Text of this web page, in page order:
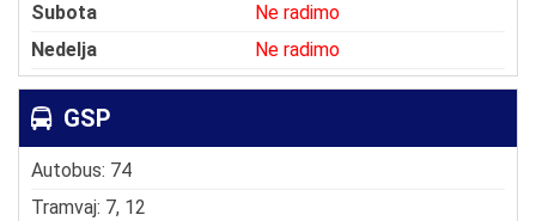
Subota
Ne radimo
Nedelja
Ne radimo
GSP
Autobus: 74
Tramvaj: 7, 12